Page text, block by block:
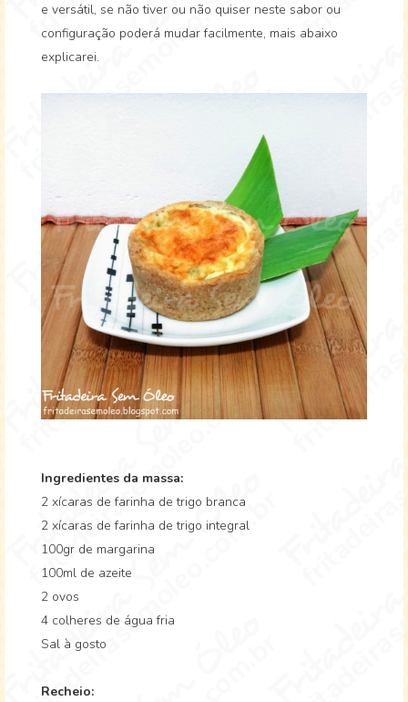
e versátil, se não tiver ou não quiser neste sabor ou
configuração poderá mudar facilmente, mais abaixo
explicarei.
Ingredientes da massa:
2 xícaras de farinha de trigo branca
2 xícaras de farinha de trigo integral
100gr de margarina
100ml de azeite
2 ovos
4 colheres de água fria
Sal à gosto
Recheio: